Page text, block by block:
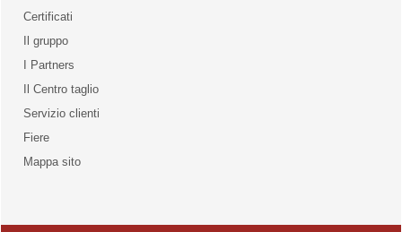
qualità
Certificati
Il gruppo
I Partners
Il Centro taglio
Servizio clienti
Fiere
Mappa sito